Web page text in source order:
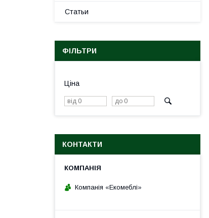
Статьи
ФІЛЬТРИ
Ціна
КОНТАКТИ
Компанія «Екомеблі»